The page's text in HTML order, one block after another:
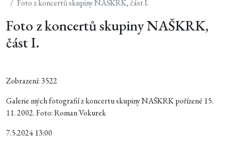
Foto z koncertů skupiny NAŠKRK, část I.
Foto z koncertů skupiny NAŠKRK,
část I.
Zobrazení: 3522
Galerie mých fotografií z koncertu skupiny NAŠKRK pořízené 15.
11. 2002. Foto: Roman Vokurek
7.5.2024 13:00